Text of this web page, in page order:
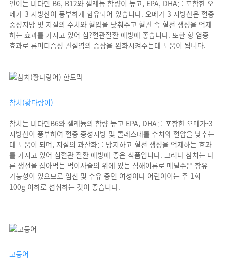
연어는 비타민 B6, B12와 셀레늄 함량이 높고, EPA, DHA를 포함한 오
메가-3 지방산이 풍부하게 함유되어 있습니다. 오메가-3 지방산은 혈중
중성지방 및 지질의 수치와 혈압을 낮춰주고 혈관 속 혈전 생성을 억제
하는 효과를 가지고 있어 심?혈관질환 예방에 좋습니다. 또한 항 염증
효과로 류머티즘성 관절염의 증상을 완화시켜주는데 도움이 됩니다.
참치(황다랑어)
참치는 비타민B6와 셀레늄의 함량 높고 EPA, DHA를 포함한 오메가-3
지방산이 풍부하여 혈중 중성지방 및 콜레스테롤 수치와 혈압을 낮추는
데 도움이 되며, 지질의 과산화를 방지하고 혈전 생성을 억제하는 효과
를 가지고 있어 심혈관 질환 예방에 좋은 식품입니다. 그러나 참치는 다
른 생선을 잡아먹는 먹이사슬의 위에 있는 심해어류로 메틸수은 함유
가능성이 있으므로 임신 및 수유 중인 여성이나 어린아이는 주 1회
100g 이하로 섭취하는 것이 좋습니다.
고등어